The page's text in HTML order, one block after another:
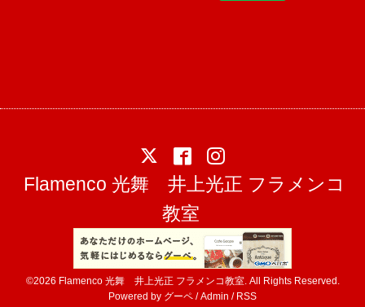
Flamenco 光舞 井上光正 フラメンコ
教室
©2026 Flamenco 光舞 井上光正 フラメンコ教室. All Rights Reserved.
Powered by グーペ /Admin / RSS